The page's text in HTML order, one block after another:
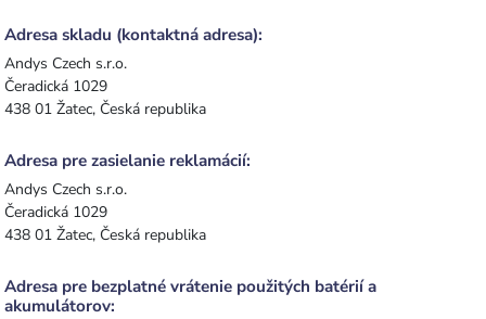
Adresa skladu (kontaktná adresa):
Andys Czech s.r.o.
Čeradická 1029
438 01 Žatec, Česká republika
Adresa pre zasielanie reklamácií:
Andys Czech s.r.o.
Čeradická 1029
438 01 Žatec, Česká republika
Adresa pre bezplatné vrátenie použitých batérií a
akumulátorov: